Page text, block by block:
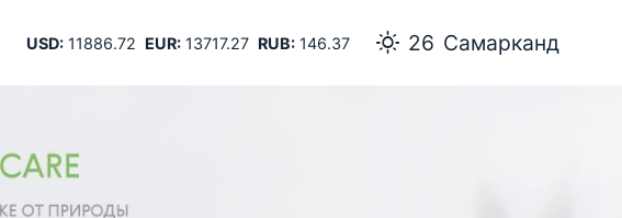
USD:11886.72 EUR:13717.27 RUB:146.37 26 Самарканд